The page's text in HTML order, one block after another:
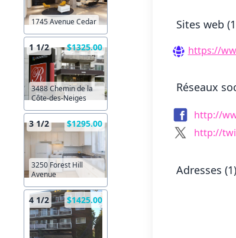
1745 Avenue Cedar
1 1/2 $1325.00
3488 Chemin de la
Côte-des-Neiges
3 1/2 $1295.00
3250 Forest Hill
Avenue
4 1/2 $1425.00
Sites web
https://
Réseaux
http://
http://
Adresses (1)